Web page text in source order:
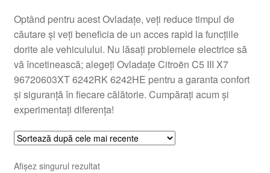
Politică de confidențialitate
Procedura de reclamație
Termeni si conditii
Optând pentru acest Ovladațe, veți reduce timpul de
căutare și veți beneficia de un acces rapid la funcțiile
dorite ale vehiculului. Nu lăsați problemele electrice să
vă încetinească; alegeți Ovladațe Citroën C5 III X7
96720603XT 6242RK 6242HE pentru a garanta confort
și siguranță în fiecare călătorie. Cumpărați acum și
experimentați diferența!
Afișez singurul rezultat